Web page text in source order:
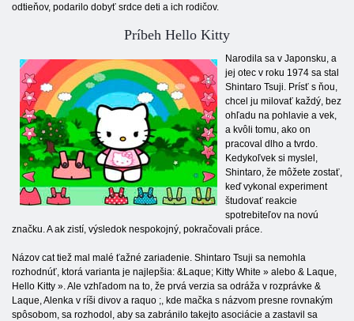
odtieňov, podarilo dobyť srdce deti a ich rodičov.
Príbeh Hello Kitty
Narodila sa v Japonsku, a
jej otec v roku 1974 sa stal
Shintaro Tsuji. Prísť s ňou,
chcel ju milovať každý, bez
ohľadu na pohlavie a vek,
a kvôli tomu, ako on
pracoval dlho a tvrdo.
Kedykoľvek si myslel,
Shintaro, že môžete zostať,
keď vykonal experiment
študovať reakcie
spotrebiteľov na novú
značku. A ak zistí, výsledok nespokojný, pokračovali práce.
Názov cat tiež mal malé ťažné zariadenie. Shintaro Tsuji sa nemohla
rozhodnúť, ktorá varianta je najlepšia: &Laque; Kitty White » alebo & Laque,
Hello Kitty ». Ale vzhľadom na to, že prvá verzia sa odráža v rozprávke &
Laque, Alenka v ríši divov a raquo ;, kde mačka s názvom presne rovnakým
spôsobom, sa rozhodol, aby sa zabránilo takejto asociácie a zastavil sa